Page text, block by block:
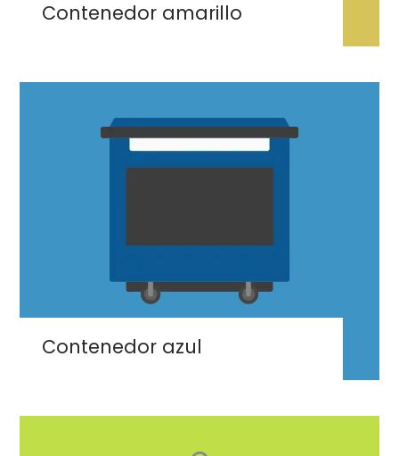
Contenedor amarillo
Contenedor azul